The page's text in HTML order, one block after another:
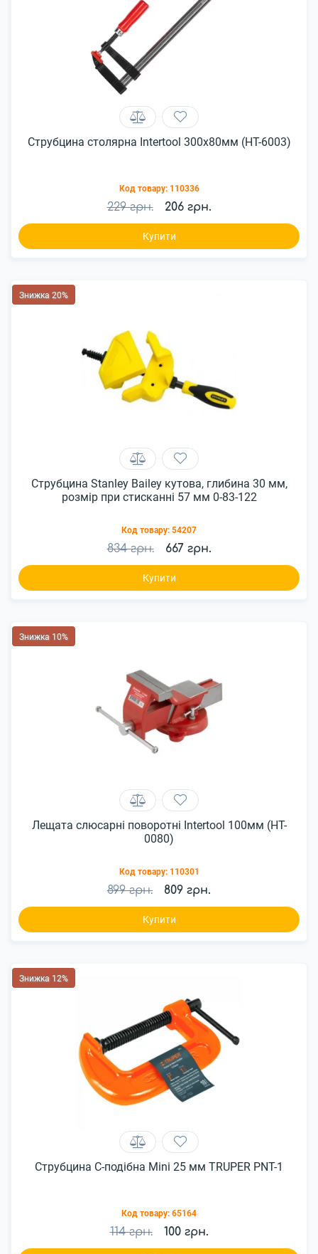
Струбцина столярна Intertool 300x80мм (HT-6003)
Код товару: 110336
229 грн. 206 грн.
Купити
Знижка 20%
Струбцина Stanley Bailey кутова, глибина 30 мм,
розмір при стисканні 57 мм 0-83-122
Код товару: 54207
834 грн. 667 грн.
Купити
Знижка 10%
Лещата слюсарні поворотні Intertool 100мм (HT-
0080)
Код товару: 110301
899 грн. 809 грн.
Купити
Знижка 12%
Струбцина С-подібна Mini 25 мм TRUPER PNT-1
Код товару: 65164
114 грн. 100 грн.